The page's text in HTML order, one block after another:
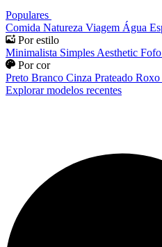
Populares
Comida Natureza Viagem Água
Por estilo
Minimalista Simples Aesthetic Fofo
Por cor
Preto Branco Cinza Prateado Roxo
Explorar modelos recentes